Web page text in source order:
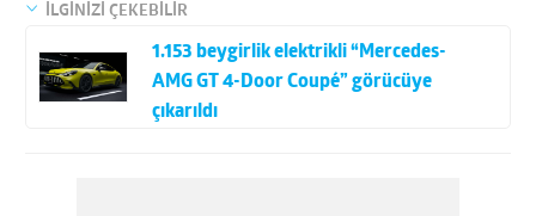
İLGİNİZİ ÇEKEBİLİR
1.153 beygirlik elektrikli “Mercedes-
AMG GT 4-Door Coupé” görücüye
çıkarıldı